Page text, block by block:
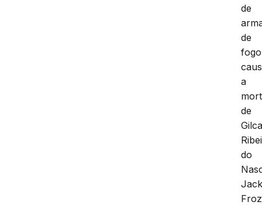
de
de
fogo
a
de
do
Froz